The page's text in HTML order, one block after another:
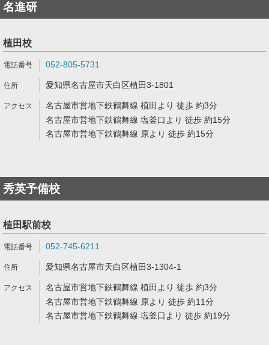
名進研
植田校
052-805-5731
愛知県名古屋市天白区植田3-1801
名古屋市営地下鉄鶴舞線 植田より 徒歩 約3分
名古屋市営地下鉄鶴舞線 塩釜口より 徒歩 約15分
名古屋市営地下鉄鶴舞線 原より 徒歩 約15分
秀英予備校
植田駅前校
052-745-6211
愛知県名古屋市天白区植田3-1304-1
名古屋市営地下鉄鶴舞線 植田より 徒歩 約3分
名古屋市営地下鉄鶴舞線 原より 徒歩 約11分
名古屋市営地下鉄鶴舞線 塩釜口より 徒歩 約19分